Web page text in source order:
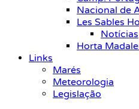
Nacional de
Les Sables
Notícias
Horta
Links
Marés
Meteorologia
Legislação